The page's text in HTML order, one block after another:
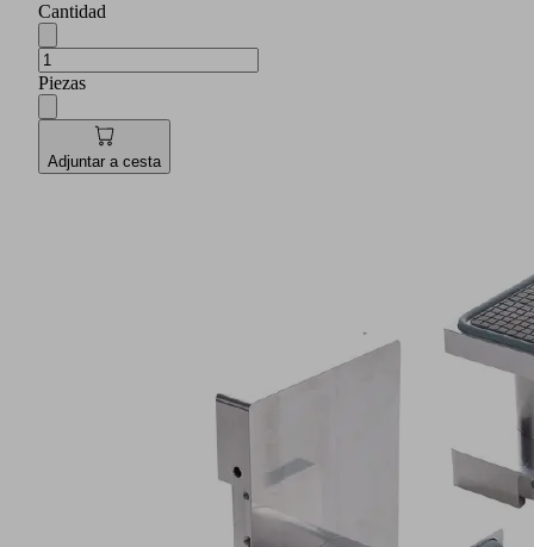
Cantidad
Piezas
Adjuntar a cesta